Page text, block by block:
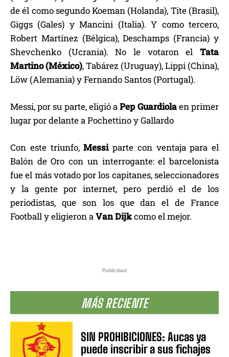
Publicidad
MÁS RECIENTE
SIN PROHIBICIONES: Aucas ya
puede inscribir a sus fichajes
de él como segundo Koeman (Holanda), Tite (Brasil),
Giggs (Gales) y Mancini (Italia). Y como tercero,
Robert Martínez (Bélgica), Deschamps (Francia) y
Shevchenko (Ucrania). No le votaron el Tata
Martino (México), Tabárez (Uruguay), Lippi (China),
Löw (Alemania) y Fernando Santos (Portugal).
Messi, por su parte, eligió aPep Guardiolaen primer
lugar por delante a Pochettino y Gallardo
Con este triunfo,Messiparte con ventaja para el
Balón de Oro con un interrogante: el barcelonista
fue el más votado por los capitanes, seleccionadores
y la gente por internet, pero perdió el de los
periodistas, que son los que dan el de France
Football y eligieron aVan Dijkcomo el mejor.